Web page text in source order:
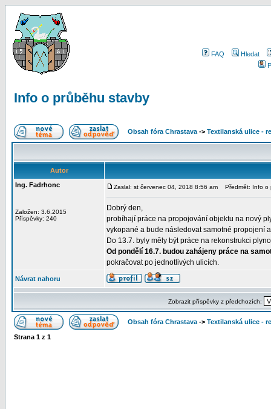
FAQ
Hledat
Info o průběhu stavby
Obsah fóra Chrastava -> Textilanská ulice -
Autor
Ing. Fadrhonc
Založen: 3.6.2015
Příspěvky: 240
Zaslal: st červenec 04, 2018 8:56 am Předmět: Info o
Dobrý den,
probíhají práce na propojování objektu na nový
vykopané a bude následovat samotné propojení
Do 13.7. byly měly být práce na rekonstrukci
Od pondělí 16.7. budou zahájeny práce na
pokračovat po jednotlivých ulicích.
Návrat nahoru
Zobrazit příspěvky z předchozích:
Obsah fóra Chrastava -> Textilanská ulice -
Strana 1 z 1